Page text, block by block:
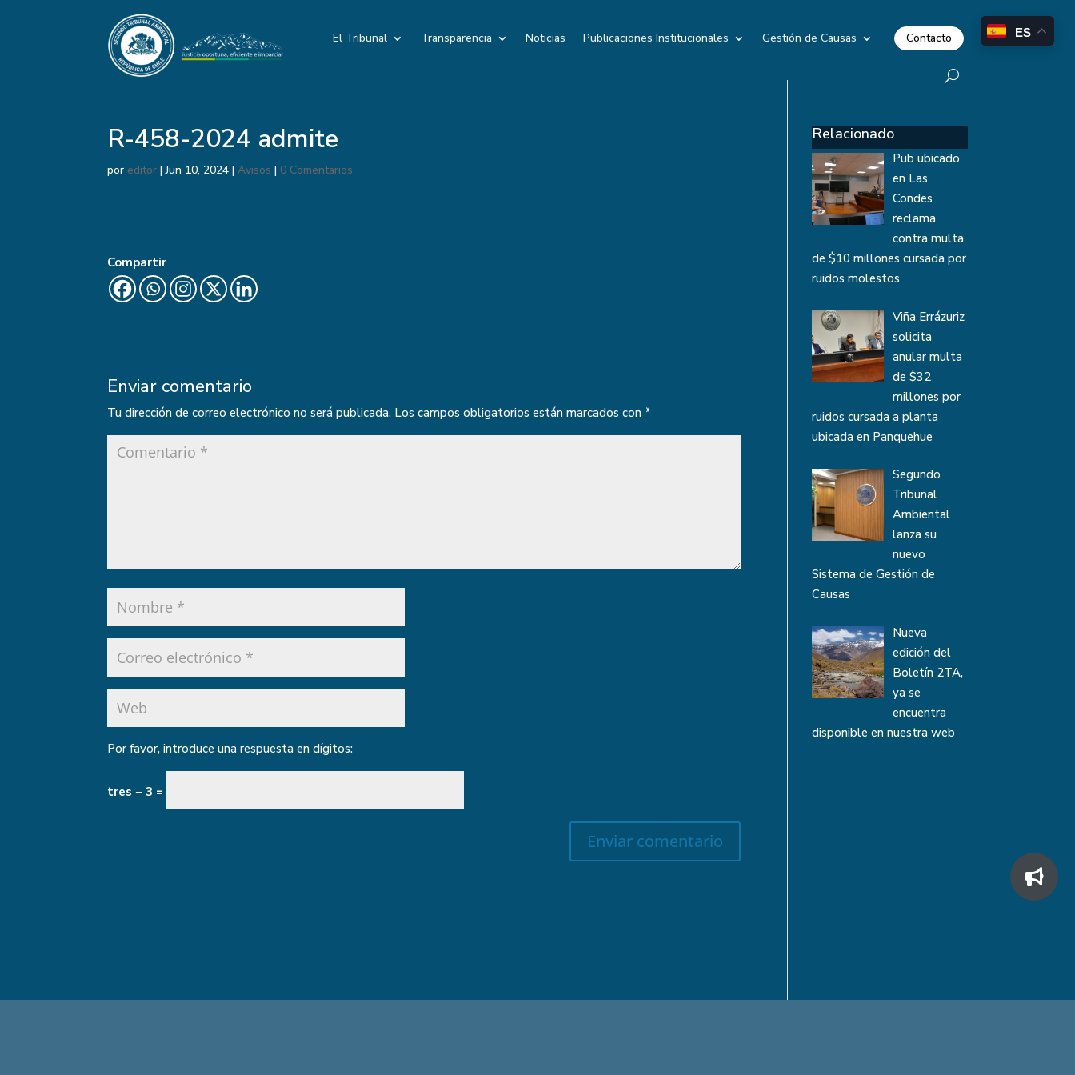
El Tribunal Transparencia Noticias Publicaciones Institucionales Gestión de Causas Contacto
R-458-2024 admite
por editor |Jun 10, 2024 |Avisos | 0 Comentarios
Compartir
Enviar comentario
Tu dirección de correo electrónico no será publicada. Los campos obligatorios están marcados con *
Por favor, introduce una respuesta en dígitos:
tres − 3 =
Relacionado
Pub ubicado
en Las
Condes
reclama
contra multa
de $10 millones cursada por
ruidos molestos
Viña Errázuriz
solicita
anular multa
de $32
millones por
ruidos cursada a planta
ubicada en Panquehue
Segundo
Tribunal
Ambiental
lanza su
nuevo
Sistema de Gestión de
Causas
Nueva
edición del
Boletín 2TA,
ya se
encuentra
disponible en nuestra web
ES